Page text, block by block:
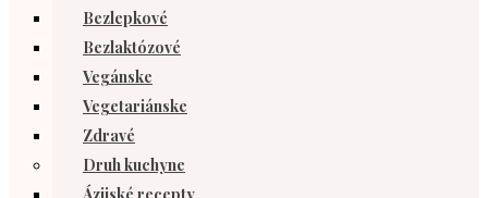
Bezlepkové
Bezlaktózové
Vegánske
Vegetariánske
Zdravé
Druh kuchyne